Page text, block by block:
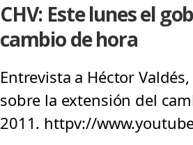
CHV: Este lunes el
cambio de hora
Entrevista a Héctor
sobre la extensión del
2011. httpv://